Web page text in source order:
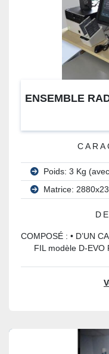
ENSEMBLE
Poids: 3 Kg
Matrice:
COMPOSÉ : • D’UN
FIL modèle D-EVO